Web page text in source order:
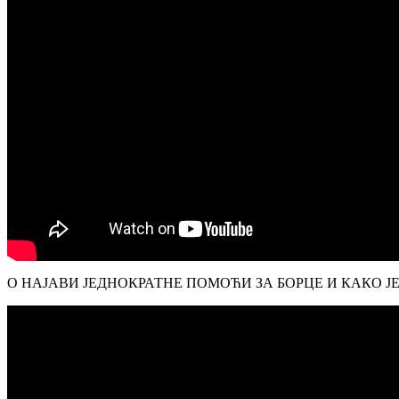
О НАЈАВИ ЈЕДНОКРАТНЕ ПОМОЋИ ЗА БОРЦЕ И КАКО